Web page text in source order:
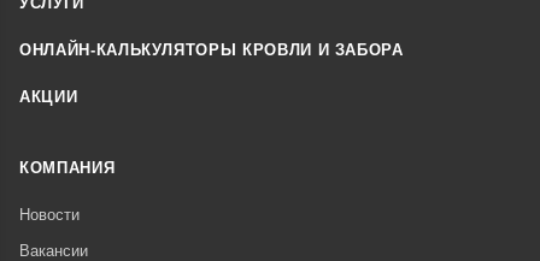
ОНЛАЙН-КАЛЬКУЛЯТОРЫ КРОВЛИ И ЗАБОРА
АКЦИИ
КОМПАНИЯ
Новости
Вакансии